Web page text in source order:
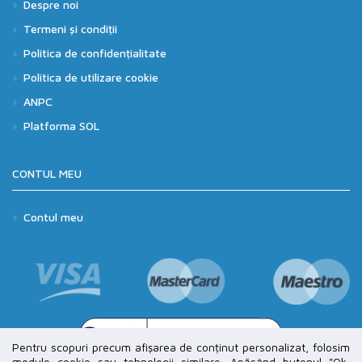
Despre noi
Termeni și condiții
Politica de confidențialitate
Politica de utilizare cookie
ANPC
Platforma SOL
CONTUL MEU
Contul meu
Pentru scopuri precum afișarea de conținut personalizat, folosim